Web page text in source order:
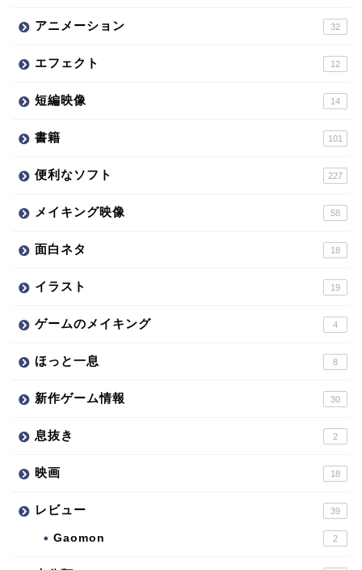
32
エフェクト 12
短編映像 14
書籍 101
便利なソフト 227
メイキング映像 58
面白ネタ 18
イラスト 19
ゲームのメイキング 4
ほっと一息 8
新作ゲーム情報 30
息抜き 2
映画 18
レビュー 39
2
未分類 90